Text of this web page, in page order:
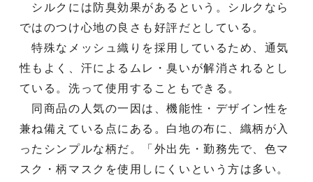
シルクには防臭効果があるという。シルクなら
ではのつけ心地の良さも好評だとしている。
特殊なメッシュ織りを採用しているため、通気
性もよく、汗によるムレ・臭いが解消されるとし
ている。洗って使用することもできる。
同商品の人気の一因は、機能性・デザイン性を
兼ね備えている点にある。白地の布に、織柄が入
ったシンプルな柄だ。「外出先・勤務先で、色マ
スク・柄マスクを使用しにくいという方は多い。